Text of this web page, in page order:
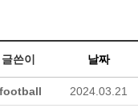
글쓴이 날짜
2024.03.21